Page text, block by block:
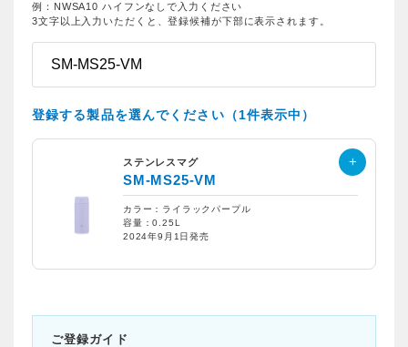
例：NWSA10 ハイフンなしで入力ください
3文字以上入力いただくと、登録候補が下部に表示されます。
登録する製品を選んでください（1件表示中）
ステンレスマグ
SM-MS25-VM
カラー：ライラックパープル
容量：0.25L
2024年9月1日発売
ご登録ガイド